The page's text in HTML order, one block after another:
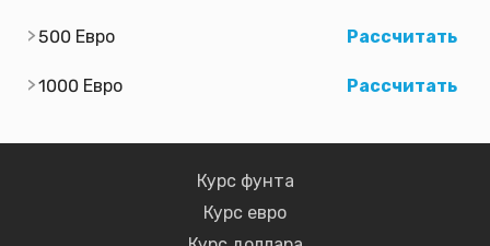
500 Евро Рассчитать
1000 Евро Рассчитать
Курс фунта
Курс евро